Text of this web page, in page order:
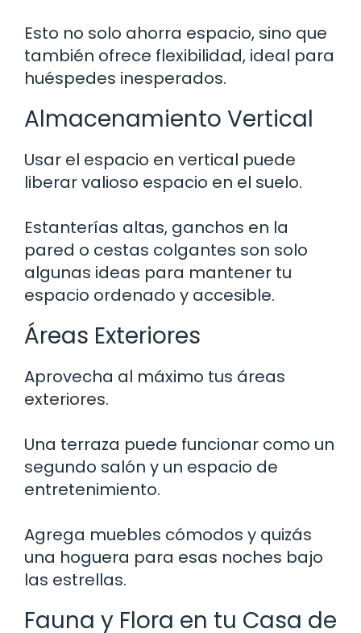
Esto no solo ahorra espacio, sino que
también ofrece flexibilidad, ideal para
huéspedes inesperados.
Almacenamiento Vertical
Usar el espacio en vertical puede
liberar valioso espacio en el suelo.
Estanterías altas, ganchos en la
pared o cestas colgantes son solo
algunas ideas para mantener tu
espacio ordenado y accesible.
Áreas Exteriores
Aprovecha al máximo tus áreas
exteriores.
Una terraza puede funcionar como un
segundo salón y un espacio de
entretenimiento.
Agrega muebles cómodos y quizás
una hoguera para esas noches bajo
las estrellas.
Fauna y Flora en tu Casa de